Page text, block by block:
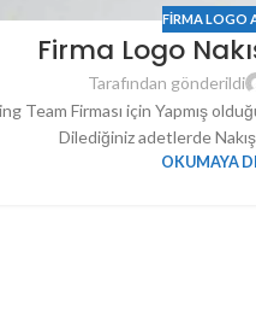
FIRMA LOGO
Firma Logo
Tarafından gönderildi
Team Firması için Yapmış
Dilediğiniz adetlerde
OKUMAYA